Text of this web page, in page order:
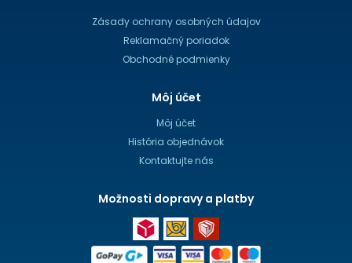
Zásady ochrany osobných údajov
Reklamačný poriadok
Obchodné podmienky
Môj účet
Môj účet
História objednávok
Kontaktujte nás
Možnosti dopravy a platby